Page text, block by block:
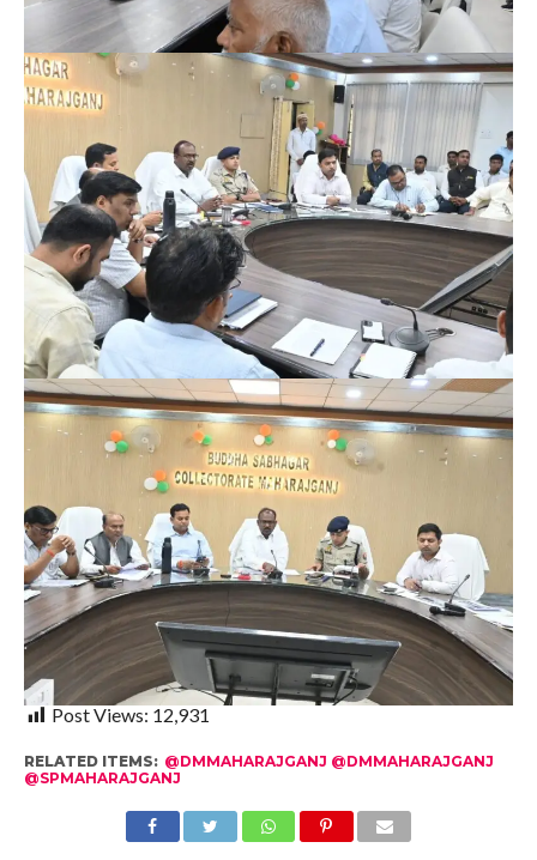
Post Views: 12,931
RELATED ITEMS: @DMMAHARAJGANJ @DMMAHARAJGANJ
@SPMAHARAJGANJ